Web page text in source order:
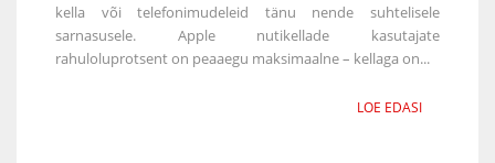
kella või telefonimudeleid tänu nende suhtelisele
sarnasusele. Apple nutikellade kasutajate
rahuloluprotsent on peaaegu maksimaalne – kellaga on...
LOE EDASI